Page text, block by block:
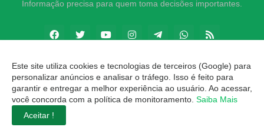
Informação precisa para quem toma decisões importantes.
Copyright ©2026Goiás 24h
INÍCIO SOBRE CONTATO LGPD
EXPEDIENTE
EDITORIAL
Este site utiliza cookies e tecnologias de terceiros (Google) para
personalizar anúncios e analisar o tráfego. Isso é feito para
garantir e entregar a melhor experiência ao usuário. Ao acessar,
você concorda com a política de monitoramento. Saiba Mais
Aceitar !